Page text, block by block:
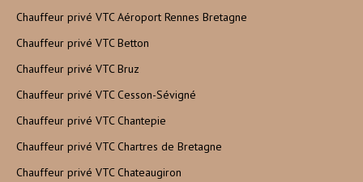
Chauffeur privé VTC Aéroport Rennes Bretagne
Chauffeur privé VTC Betton
Chauffeur privé VTC Bruz
Chauffeur privé VTC Cesson-Sévigné
Chauffeur privé VTC Chantepie
Chauffeur privé VTC Chartres de Bretagne
Chauffeur privé VTC Chateaugiron